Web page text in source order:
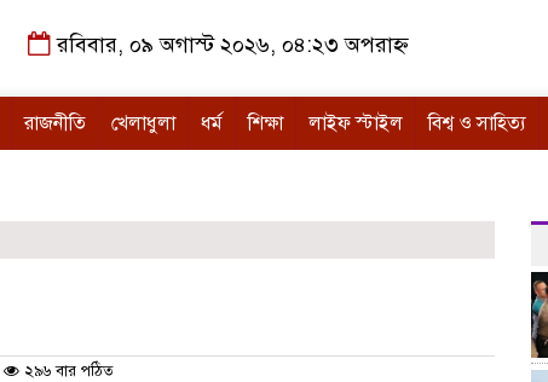
রবিবার, ০৯ অগাস্ট ২০২৬, ০৪:২৩ অপরাহ্ন
রাজনীতি খেলাধুলা ধর্ম শিক্ষা লাইফ স্টাইল বিশ্ব ও সাহিত্য
২৯৬ বার পঠিত